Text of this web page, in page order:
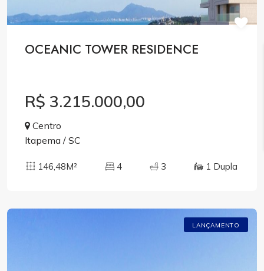
OCEANIC TOWER RESIDENCE
R$ 3.215.000,00
Centro
Itapema / SC
146,48M² 4 3 1 Dupla
LANÇAMENTO